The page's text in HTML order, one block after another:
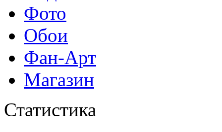
Фото
Обои
Фан-Арт
Магазин
Статистика